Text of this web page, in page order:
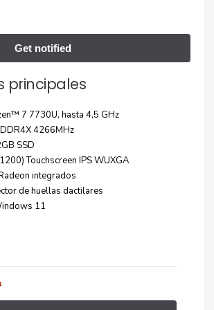
principales
7 7730U, hasta 4,5 GHz
4266MHz
SSD
Touchscreen IPS WUXGA
integrados
de huellas dactilares
11